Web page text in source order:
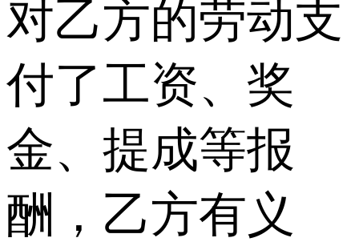
对乙方的劳动支
付了工资、奖
金、提成等报
酬，乙方有义